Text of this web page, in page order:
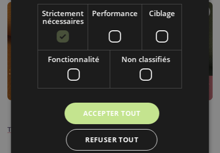
8,50€ / m
Tissu imperméable honey
Très demandé
quelques heures
8,50€ / m
Tissu imperméable dark
green
Strictement
nécessaires
Performance Ciblage
Fonctionnalité Non classifiés
ACCEPTER TOUT
REFUSER TOUT